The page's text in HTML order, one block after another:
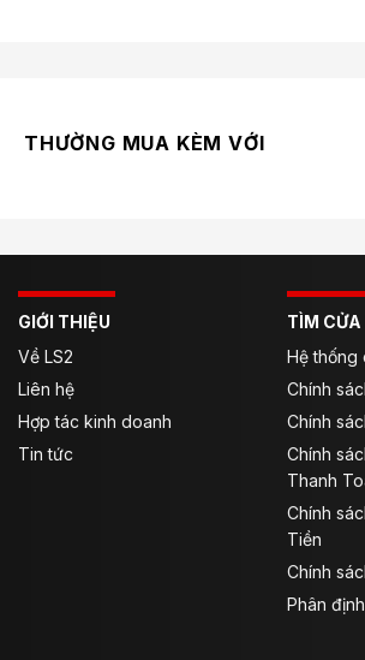
Có tấm đệm căng ở lưng, ở đầu
Quần bảo hộ có trang bị
phía sau.
Có chi tiết phản quang nổi bật
Thiết bị bảo vệ hông và đầu
Hệ thống thông gió ở đùi.
THƯỜNG MUA KÈM VỚI
GIỚI THIỆU
Về LS2
Liên hệ
Hợp tác kinh doanh
Tin tức
TÌM
Hệ thống
Chính
Chính
Chính
Thanh
Chính
Tiền
Chính
Phân